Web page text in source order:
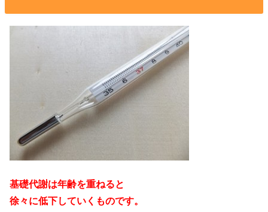
基礎代謝は年齢を重ねると
徐々に低下していくものです。